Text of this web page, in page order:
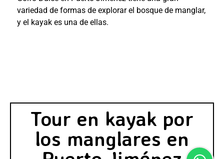
variedad de formas de explorar el bosque de manglar,
y el kayak es una de ellas.
Tour en kayak por
los manglares en